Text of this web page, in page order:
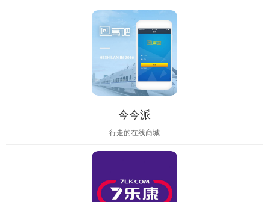
今今派
行走的在线商城